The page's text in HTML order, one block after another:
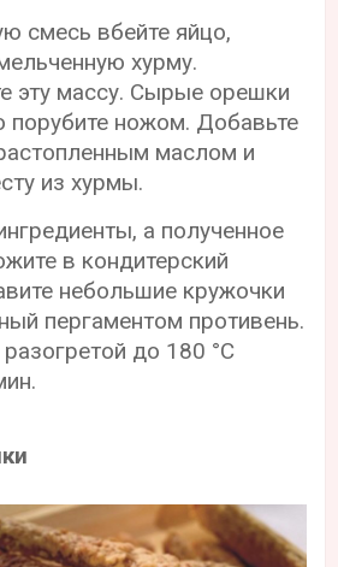
смесь вбейте яйцо,
хурму.
эту массу. Сырые орешки
порубите ножом. Добавьте
маслом и
из хурмы.
а полученное
в кондитерский
небольшие кружочки
пергаментом противень.
до 180 °С